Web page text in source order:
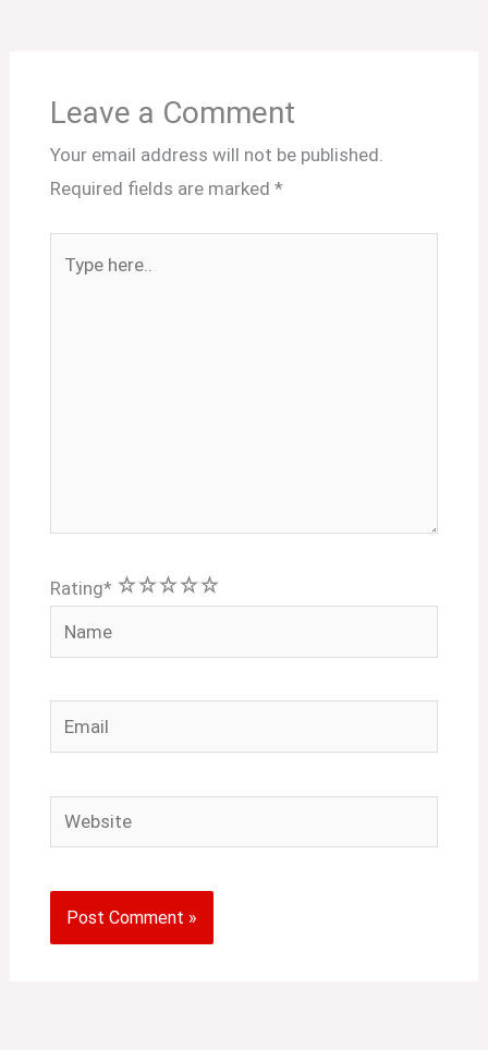
Leave a Comment
Your email address will not be published.
Required fields are marked *
Rating* 5
4
3
2
1
Name
Email
Website